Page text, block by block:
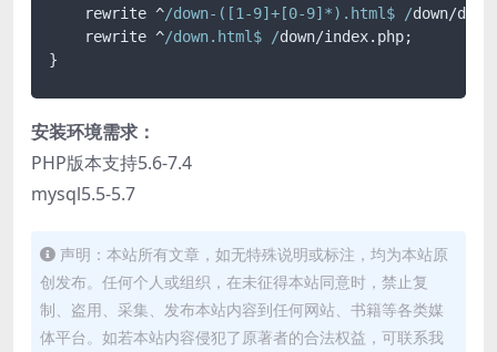
    rewrite ^
/down-([1-9]+[0-9]*).html$ /down/
    rewrite ^
/down.html$ /down/index. php;
}
安装环境需求：
PHP版本支持5.6-7.4
mysql5.5-5.7
声明：本站所有文章，如无特殊说明或标注，均为本站原
创发布。任何个人或组织，在未征得本站同意时，禁止复
制、盗用、采集、发布本站内容到任何网站、书籍等各类媒
体平台。如若本站内容侵犯了原著者的合法权益，可联系我